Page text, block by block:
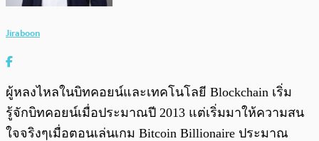
Jiraboon
ผู้หลงไหลในบิทคอยน์และเทคโนโลยี Blockchain เริ่ม
รู้จักบิทคอยน์เมื่อประมาณปี 2013 แต่เริ่มมาให้ความสน
ใจจริงๆเมื่อตอนเล่นเกม Bitcoin Billionaire ประมาณ